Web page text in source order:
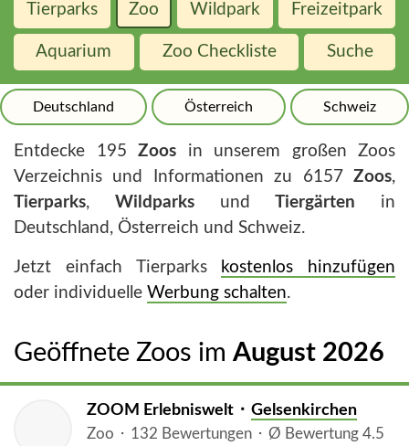
Tierparks Zoo Wildpark Freizeitpark
Aquarium Zoo Checkliste Suche
Deutschland Österreich Schweiz
Entdecke 195 Zoos in unserem großen Zoos
Verzeichnis und Informationen zu 6157 Zoos,
Tierparks, WildparksundTiergärten in
Deutschland, Österreich und Schweiz.
Jetzt einfach Tierparks
kostenlos hinzufügen
oder individuelle Werbung schalten.
Geöffnete Zoos im August 2026
ZOOM Erlebniswelt ⬝ Gelsenkirchen
Zoo ⬝ 132 Bewertungen ⬝ Ø Bewertung 4.5